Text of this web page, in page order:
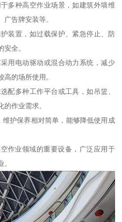
多种高空作业场景，如建筑外墙维
告牌安装等。
装置，如过载保护、紧急停止、防
全。
用电动驱动或混合动力系统，减少
的场所使用。
配多种工作平台或工具，如吊篮、
作业需求。
护保养相对简单，能够降低使用成
作业领域的重要设备，广泛应用于